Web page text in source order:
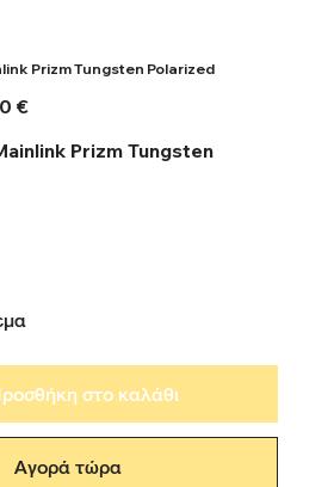
Prizm Tungsten Polarized
€
Prizm Tungsten
στο καλάθι
Αγορά τώρα